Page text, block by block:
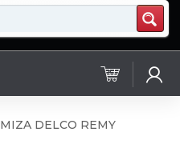
MIZA DELCO REMY